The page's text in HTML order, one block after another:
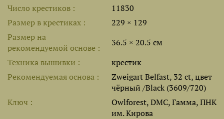
Число крестиков
11830
Размер в крестиках
229 × 129
Размер на
рекомендуемой основе
36.5 × 20.5 см
Техника вышивки
крестик
Рекомендуемая основа
Zweigart Belfast, 32 ct, цвет
чёрный /Black (3609/720)
Ключ
Owlforest, DMC, Гамма, ПНК
им. Кирова